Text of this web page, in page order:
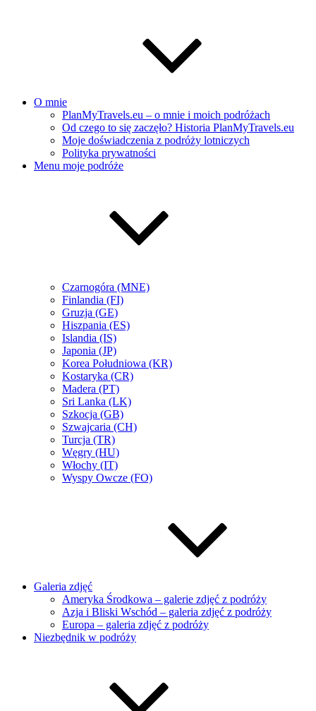
O mnie
PlanMyTravels.eu – o mnie i moich podróżach
Od czego to się zaczęło? Historia PlanMyTravels.eu
Moje doświadczenia z podróży lotniczych
Polityka prywatności
Menu moje podróże
Czarnogóra (MNE)
Finlandia (FI)
Gruzja (GE)
Hiszpania (ES)
Islandia (IS)
Japonia (JP)
Korea Południowa (KR)
Kostaryka (CR)
Madera (PT)
Sri Lanka (LK)
Szkocja (GB)
Szwajcaria (CH)
Turcja (TR)
Węgry (HU)
Włochy (IT)
Wyspy Owcze (FO)
Galeria zdjęć
Ameryka Środkowa – galerie zdjęć z podróży
Azja i Bliski Wschód – galeria zdjęć z podróży
Europa – galeria zdjęć z podróży
Niezbędnik w podróży